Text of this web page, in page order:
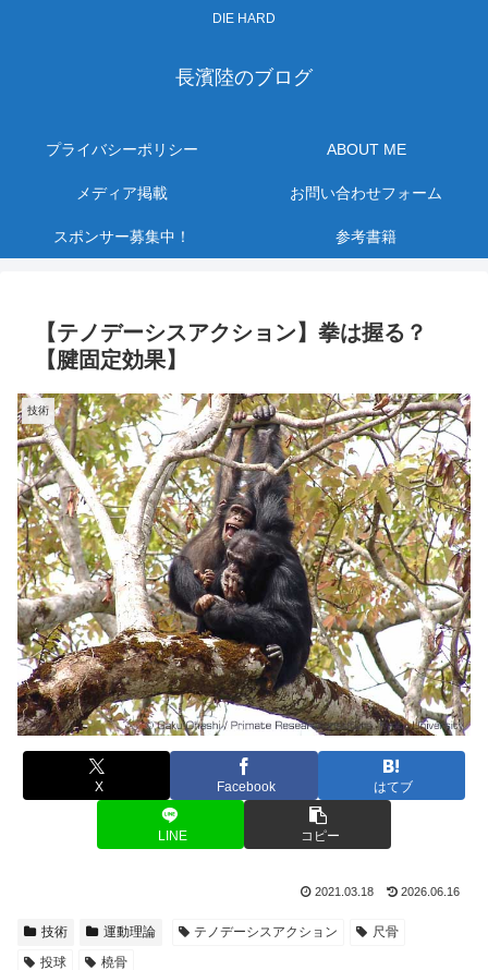
DIE HARD
長濱陸のブログ
プライバシーポリシー ABOUT ME
メディア掲載 お問い合わせフォーム
スポンサー募集中！ 参考書籍
【テノデーシスアクション】拳は握る？
【腱固定効果】
技術
X Facebook はてブ
LINE コピー
2021.03.18 2026.06.16
技術 運動理論 テノデーシスアクション
尺骨
投球
橈骨